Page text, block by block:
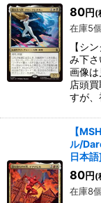
80円 (
在庫5個
【シ
み下さ
画像
店頭
すが
【
ル/
日本語
80円 (
在庫8個